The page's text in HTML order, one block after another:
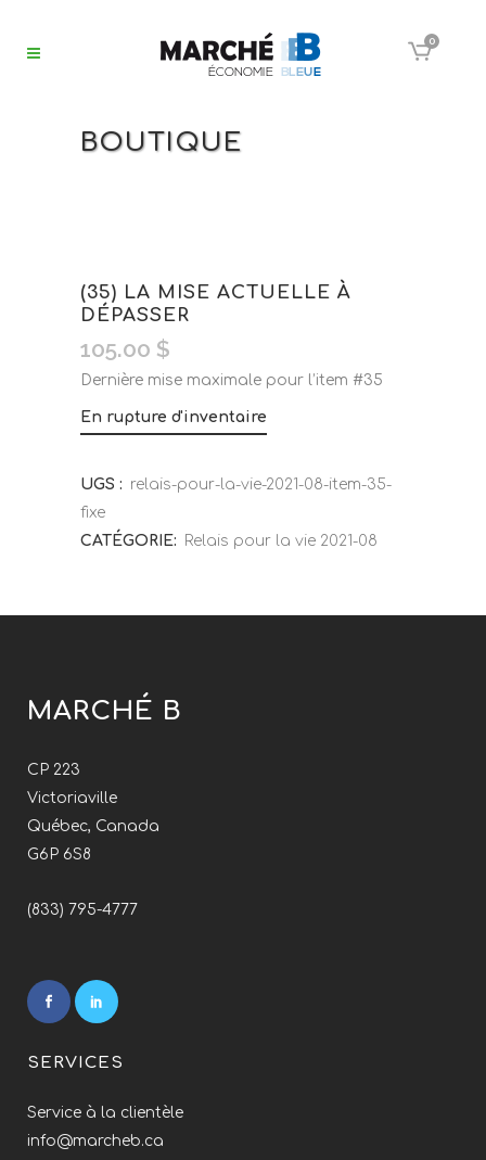
0
BOUTIQUE
(35) LA MISE ACTUELLE À
DÉPASSER
105.00 $
Dernière mise maximale pour l’item #35
En rupture d'inventaire
UGS : relais-pour-la-vie-2021-08-item-35-
fixe
CATÉGORIE:
Relais pour la vie 2021-08
MARCHÉ B
CP 223
Victoriaville
Québec, Canada
G6P 6S8
(833) 795-4777
SERVICES
Service à la clientèle
info@marcheb.ca